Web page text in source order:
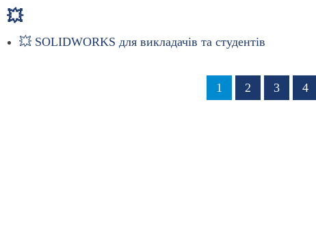
💥
💥 SOLIDWORKS для викладачів та студентів
Сторінка
1 Сторінка
2 Сторінка
3 4